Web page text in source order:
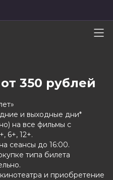
350 рублей
и выходные дни*
на все фильмы с
6+, 12+.
сеансы до 16:00.
типа билета
и приобретение